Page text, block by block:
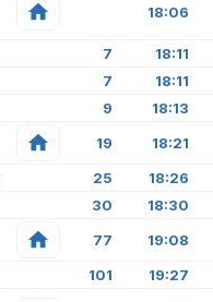
18:06
7 18:11
7 18:11
9 18:13
19 18:21
25 18:26
30 18:30
77 19:08
101 19:27